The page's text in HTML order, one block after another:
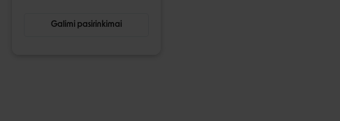
Galimi pasirinkimai